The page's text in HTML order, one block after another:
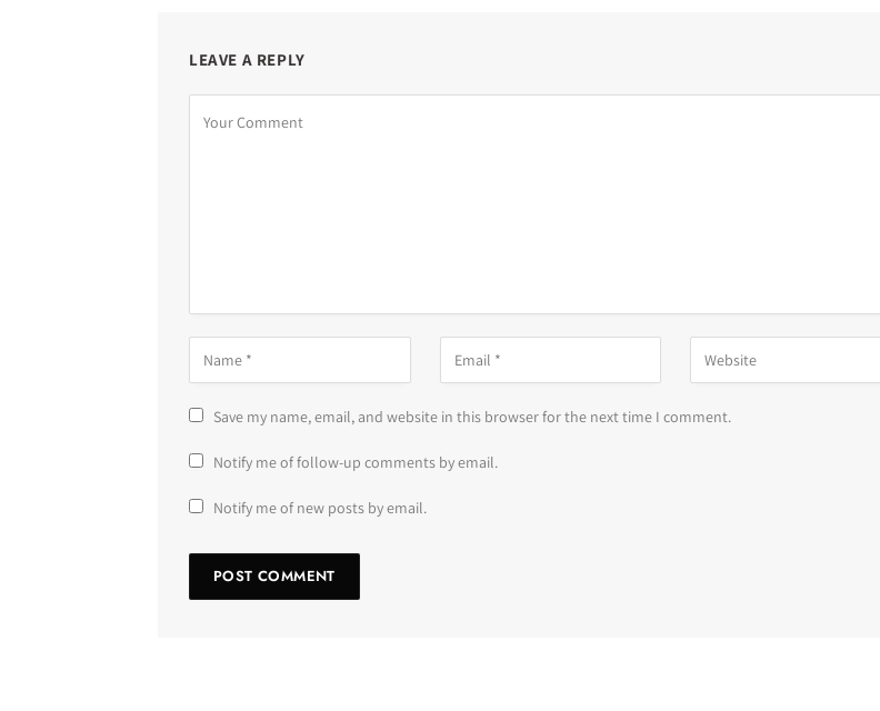
LEAVE A REPLY
Save my name, email, and website in this browser for the next time I comment.
Notify me of follow-up comments by email.
Notify me of new posts by email.